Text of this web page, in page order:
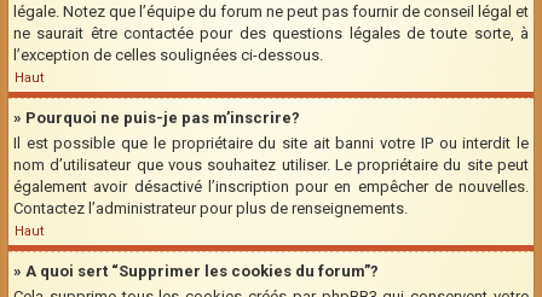
légale. Notez que l’équipe du forum ne peut pas fournir de conseil légal et
ne saurait être contactée pour des questions légales de toute sorte, à
l’exception de celles soulignées ci-dessous.
Haut
» Pourquoi ne puis-je pas m’inscrire?
Il est possible que le propriétaire du site ait banni votre IP ou interdit le
nom d’utilisateur que vous souhaitez utiliser. Le propriétaire du site peut
également avoir désactivé l’inscription pour en empêcher de nouvelles.
Contactez l’administrateur pour plus de renseignements.
Haut
» A quoi sert “Supprimer les cookies du forum”?